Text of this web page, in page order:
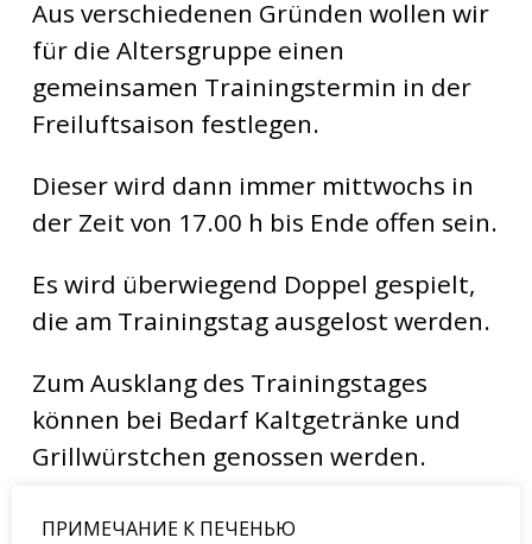
Aus verschiedenen Gründen wollen wir
für die Altersgruppe einen
gemeinsamen Trainingstermin in der
Freiluftsaison festlegen.
Dieser wird dann immer mittwochs in
der Zeit von 17.00 h bis Ende offen sein.
Es wird überwiegend Doppel gespielt,
die am Trainingstag ausgelost werden.
Zum Ausklang des Trainingstages
können bei Bedarf Kaltgetränke und
Grillwürstchen genossen werden.
Wir hoffen auf rege Teilnahme.
ПРИМЕЧАНИЕ К ПЕЧЕНЬЮ